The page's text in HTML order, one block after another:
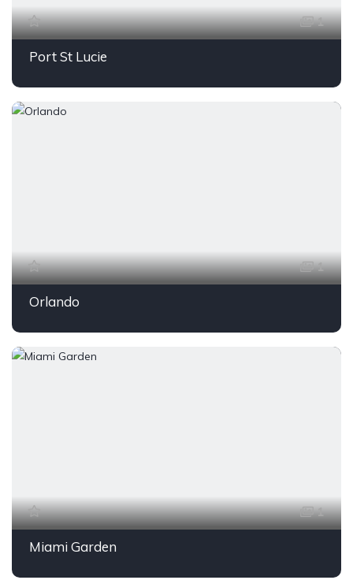
1
Port St Lucie
1
Orlando
1
Miami Garden